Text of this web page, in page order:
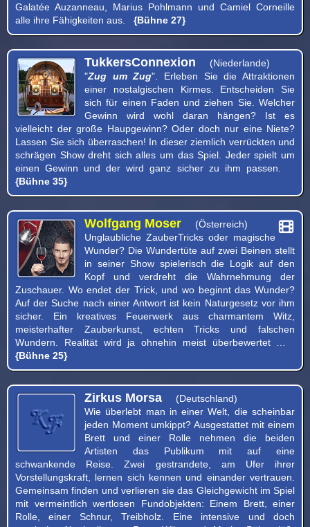
Galatée Auzanneau, Marius Pohlmann und Camiel Corneille
alle ihre Fähigkeiten aus. {Bühne 27}
TukkersConnexion
(Niederlande)
"Zug um Zug". Erleben Sie die Attraktionen
einer nostalgischen Kirmes. Entscheiden Sie
sich für einen Faden und ziehen Sie. Welcher
Gewinn wird wohl daran hängen? Ist es
vielleicht der große Haupgewinn? Oder doch nur eine Niete?
Lassen Sie sich überraschen! In dieser ziemlich verrückten und
schrägen Show dreht sich alles um das Spiel. Jeder spielt um
einen Gewinn und der wird ganz sicher zu ihm passen.
{Bühne 35}
Wolfgang Moser
(Österreich)
Unglaubliche ZauberTricks oder magische
Wunder? Die Wundertüte auf zwei Beinen stellt
in seiner Show spielerisch die Logik auf den
Kopf und verdreht die Wahrnehmung der
Zuschauer. Wo endet der Trick, und wo beginnt das Wunder?
Auf der Suche nach einer Antwort ist kein Naturgesetz vor ihm
sicher. Ein kreatives Feuerwerk aus charmantem Witz,
meisterhafter Zauberkunst, echten Tricks und falschen
Wundern. Realität wird ja ohnehin meist überbewertet …
{Bühne 25}
Zirkus Morsa
(Deutschland)
Wie überlebt man in einer Welt, die scheinbar
jeden Moment umkippt? Ausgestattet mit einem
Brett und einer Rolle nehmen die beiden
Artisten das Publikum mit auf eine
schwankende Reise. Zwei gestrandete, am Ufer ihrer
Vorstellungskraft, lernen sich kennen und einander vertrauen.
Gemeinsam finden und verlieren sie das Gleichgewicht im Spiel
mit vermeintlich wertlosen Fundobjekten: Einem Brett, einer
Rolle, einer Schnur, Treibholz. Eine intensive und doch